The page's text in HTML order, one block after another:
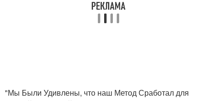
"Мы Были Удивлены, что наш Метод Сработал для